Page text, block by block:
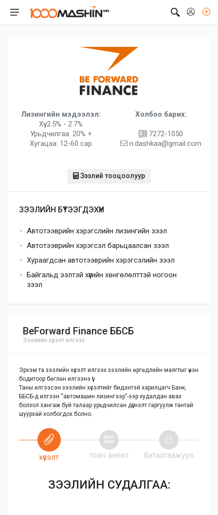
Лизингийн мэдээлэл:
Хүү: 2.5% - 2.7%
Урьдчилгаа: 20% +
Хугацаа: 12-60 сар
Холбоо барих:
7272-1050
n.dashkaa@gmail.com
Зээлий тооцоолуур
ЗЭЭЛИЙН БҮТЭЭГДЭХҮҮН
Автотээврийн хэрэгслийн лизингийн зээл
Автотээврийн хэрэгсэл барьцаалсан зээл
Хураагдсан автотээврийн хэрэгсэлийн зээл
Байгальд ээлтэй хүүгийн хөнгөлөлттэй ногоон
зээл
BeForward Finance ББСБ
Зээлийн хүсэлт илгээх
Эрхэм та зээлийн хүсэлт илгээх зээлийн өргөдлийн маягтыг үнэн
бодитоор бөглөн илгээнэ үү!
Таны илгээсэн зээлийн хүсэлтийг бидэнтэй харилцагч Банк,
ББСБ-д илгээн “автомашин лизингээр”-ээр худалдан авах
болзол хангаж буй талаар урьдчилсан дүгнэлт гаргуулж тантай
шуурхай холбогдох болно.
хүсэлт товч анкет баталгаажуул
ЗЭЭЛИЙН СУДАЛГАА: